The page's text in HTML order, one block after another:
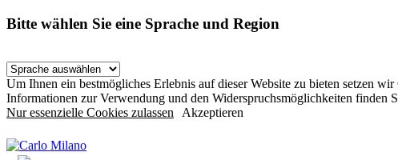
Bitte wählen Sie eine Sprache und Region
Um Ihnen ein bestmögliches Erlebnis auf dieser Website zu bieten setzen
Informationen zur Verwendung und den Widerspruchsmöglichkeiten finden
Nur essenzielle Cookies zulassen Akzeptieren